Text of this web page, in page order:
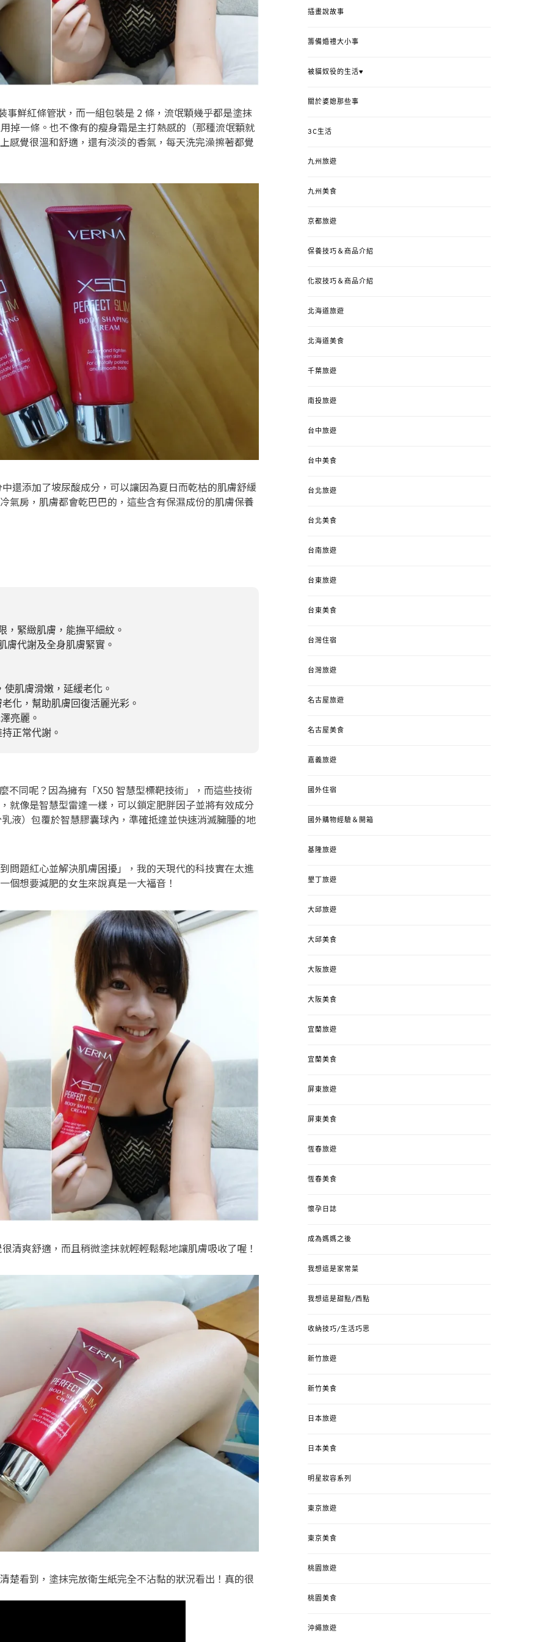
事鮮紅條管狀，而一組包裝是 2 條，流氓顆幾乎都是塗抹
掉一條。也不像有的瘦身霜是主打熱感的（那種流氓顆就
感覺很溫和舒適，還有淡淡的香氣，每天洗完澡擦著都覺
還添加了坡尿酸成分，可以讓因為夏日而乾枯的肌膚舒緩
氣房，肌膚都會乾巴巴的，這些含有保濕成份的肌膚保養
，緊緻肌膚，能撫平細紋。
膚代謝及全身肌膚緊實。
肌膚滑嫩，延緩老化。
化，幫助肌膚回復活麗光彩。
亮麗。
正常代謝。
不同呢？因為擁有「X50 智慧型標靶技術」，而這些技術
就像是智慧型雷達一樣，可以鎖定肥胖因子並將有效成分
液）包覆於智慧膠囊球內，準確抵達並快速消滅臃腫的地
問題紅心並解決肌膚困擾」，我的天現代的科技實在太進
個想要減肥的女生來說真是一大福音！
清爽舒適，而且稍微塗抹就輕輕鬆鬆地讓肌膚吸收了喔！
楚看到，塗抹完放衛生紙完全不沾黏的狀況看出！真的很
插畫說故事
籌備婚禮大小事
被貓奴役的生活♥
關於婆媳那些事
3C生活
九州旅遊
九州美食
京都旅遊
保養技巧＆商品介紹
化妝技巧＆商品介紹
北海道旅遊
北海道美食
千葉旅遊
南投旅遊
台中旅遊
台中美食
台北旅遊
台北美食
台南旅遊
台東旅遊
台東美食
台灣住宿
台灣旅遊
名古屋旅遊
名古屋美食
嘉義旅遊
國外住宿
國外購物經驗＆開箱
基隆旅遊
墾丁旅遊
大邱旅遊
大邱美食
大阪旅遊
大阪美食
宜蘭旅遊
宜蘭美食
屏東旅遊
屏東美食
恆春旅遊
恆春美食
懷孕日誌
成為媽媽之後
我想這是家常菜
我想這是甜點/西點
收納技巧/生活巧思
新竹旅遊
新竹美食
日本旅遊
日本美食
明星妝容系列
東京旅遊
東京美食
桃園旅遊
桃園美食
沖繩旅遊